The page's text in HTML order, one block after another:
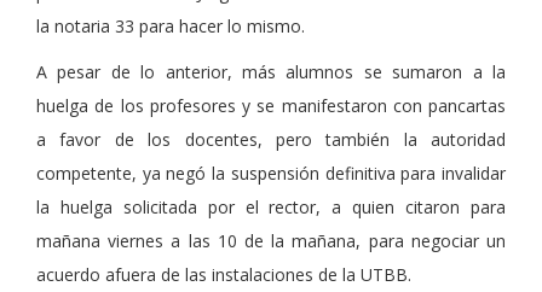
la notaria 33 para hacer lo mismo.
A pesar de lo anterior, más alumnos se sumaron a la
huelga de los profesores y se manifestaron con pancartas
a favor de los docentes, pero también la autoridad
competente, ya negó la suspensión definitiva para invalidar
la huelga solicitada por el rector, a quien citaron para
mañana viernes a las 10 de la mañana, para negociar un
acuerdo afuera de las instalaciones de la UTBB.